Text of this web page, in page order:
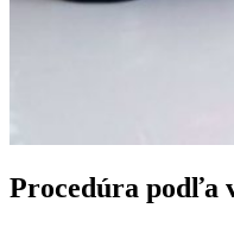
Procedúra podľa